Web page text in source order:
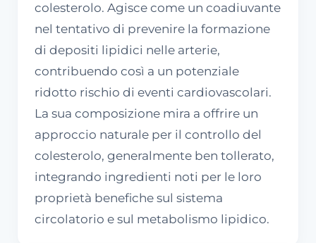
colesterolo. Agisce come un coadiuvante
nel tentativo di prevenire la formazione
di depositi lipidici nelle arterie,
contribuendo così a un potenziale
ridotto rischio di eventi cardiovascolari.
La sua composizione mira a offrire un
approccio naturale per il controllo del
colesterolo, generalmente ben tollerato,
integrando ingredienti noti per le loro
proprietà benefiche sul sistema
circolatorio e sul metabolismo lipidico.